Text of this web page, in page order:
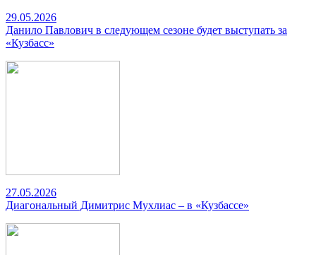
29.05.2026
Данило Павлович в следующем сезоне будет выступать за
«Кузбасс»
27.05.2026
Диагональный Димитрис Мухлиас – в «Кузбассе»